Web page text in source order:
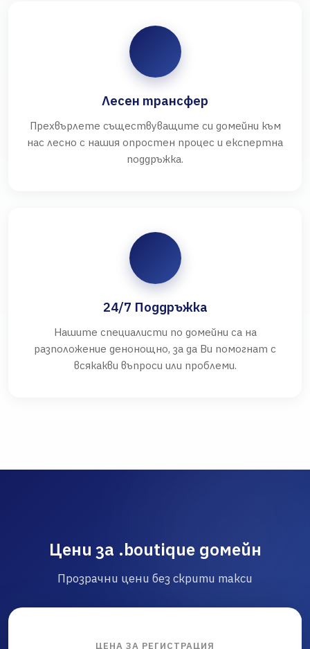
Лесен трансфер
Прехвърлете съществуващите си домейни към
нас лесно с нашия опростен процес и експертна
поддръжка.
24/7 Поддръжка
Нашите специалисти по домейни са на
разположение денонощно, за да Ви помогнат с
всякакви въпроси или проблеми.
Цени за .boutique домейн
Прозрачни цени без скрити такси
ЦЕНА ЗА РЕГИСТРАЦИЯ